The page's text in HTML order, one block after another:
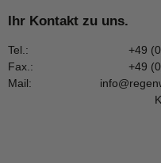
Ihr Kontakt zu uns.
Tel.:
+49
Fax.:
+49
Mail: